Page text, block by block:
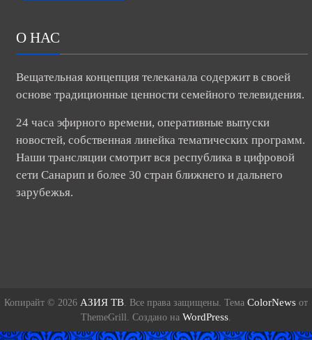
О НАС
Вещательная концепция телеканала содержит в своей
основе традиционные ценности семейного телевидения.
24 часа эфирного времени, оперативные выпуски
новостей, собственная линейка тематических программ.
Наши трансляции смотрит вся республика в цифровой
сети Санарип и более 30 стран ближнего и дальнего
зарубежья.
Копирайт © 2026 АЗИЯ ТВ . Все права защищены. Тема ColorNews от
ThemeGrill. Создано на WordPress